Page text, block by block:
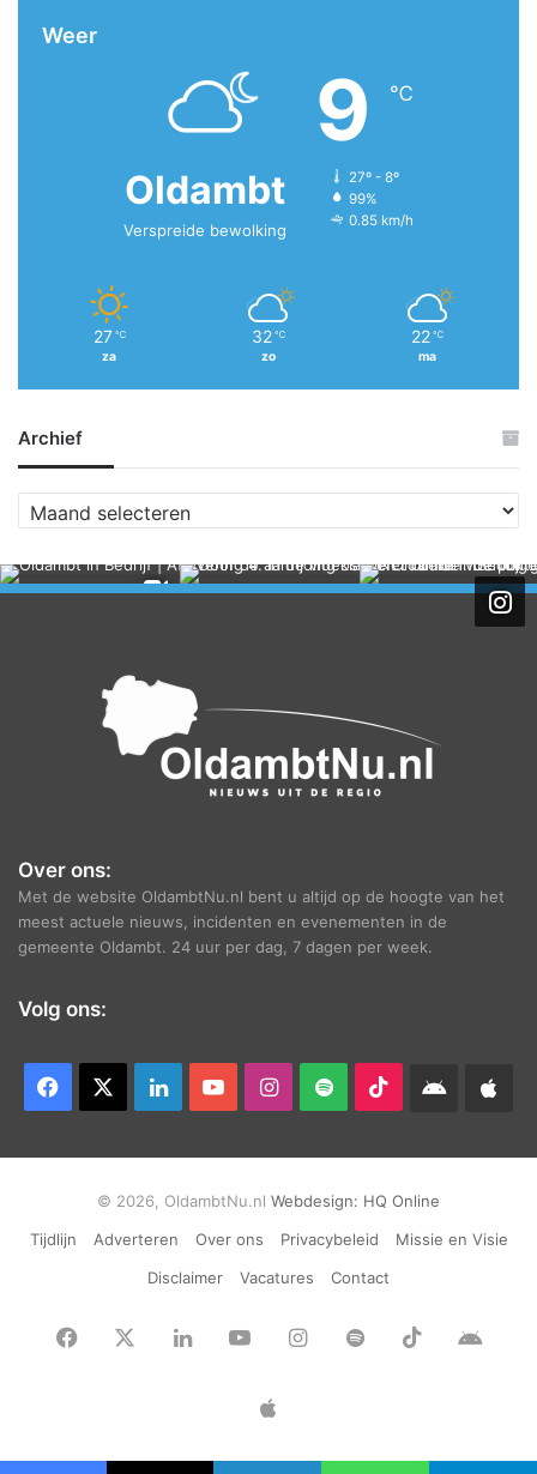
Weer
Oldambt
Verspreide bewolking
9 ℃
27º - 8º
99%
0.85 km/h
27 ℃
za
32 ℃
zo
22 ℃
ma
Archief
r
h
Over ons:
Met de website OldambtNu.nl bent u altijd op de hoogte van het
meest actuele nieuws, incidenten en evenementen in de
gemeente Oldambt. 24 uur per dag, 7 dagen per week.
Volg ons:
Facebook LinkedInYouTubeInstagram
Spotify TikTokAndroid
© 2026, OldambtNu.nl Webdesign: HQ Online
Tijdlijn
Adverteren Over ons Privacybeleid
Missie en Visie
Disclaimer
Vacatures Contact
Facebook LinkedInYouTubeInstagram
Spotify TikTok
App